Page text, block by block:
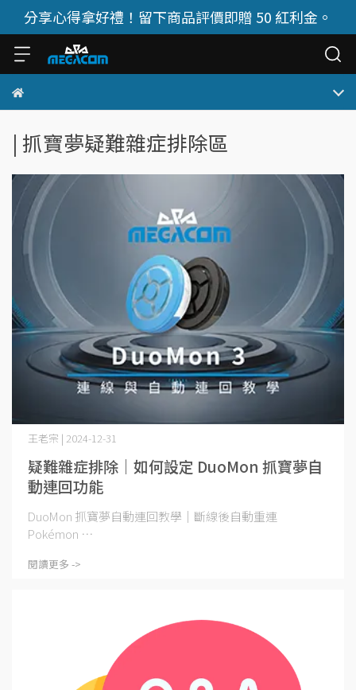
分享心得拿好禮！留下商品評價即贈 50 紅利金。
| 抓寶夢疑難雜症排除區
疑難雜症排除｜如何設定 DuoMon 抓寶夢自
動連回功能
王老宗 | 2024-12-31
DuoMon 抓寶夢自動連回教學｜斷線後自動重連
Pokémon ⋯
閱讀更多 ->